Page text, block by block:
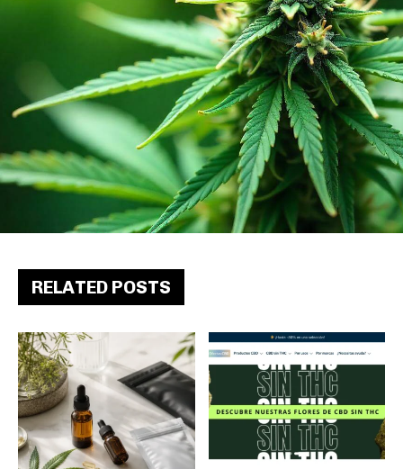
RELATED POSTS